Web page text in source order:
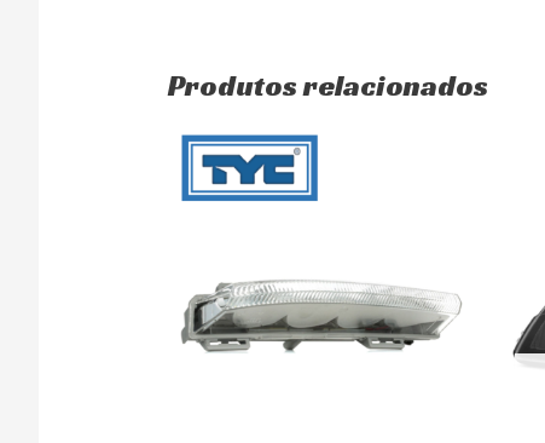
Produtos relacionados